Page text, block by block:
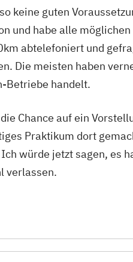
keine guten
und habe alle möglichen
abtelefoniert und
Die meisten haben
Betriebe handelt.
Chance auf ein
Praktikum dort
würde jetzt sagen, es
verlassen.